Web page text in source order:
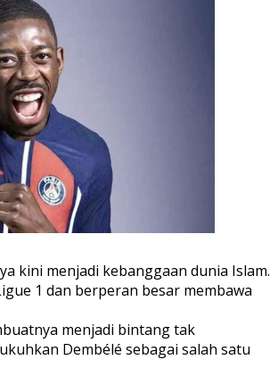
kini menjadi kebanggaan dunia Islam.
1 dan berperan besar membawa
menjadi bintang tak
Dembélé sebagai salah satu